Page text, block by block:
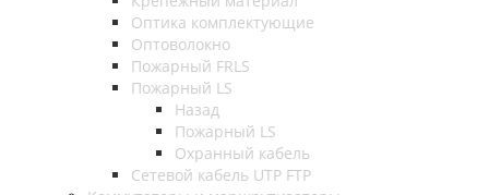
Оптика комплектующие
Оптоволокно
Пожарный FRLS
Пожарный LS
Назад
Пожарный LS
Охранный кабель
Сетевой кабель UTP FTP